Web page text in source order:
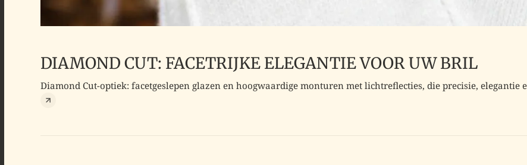
DIAMOND CUT: FACETRIJKE ELEGANTIE VOOR UW BRIL
Diamond Cut-optiek: facetgeslepen glazen en hoogwaardige monturen met lichtreflecties, die precisie,